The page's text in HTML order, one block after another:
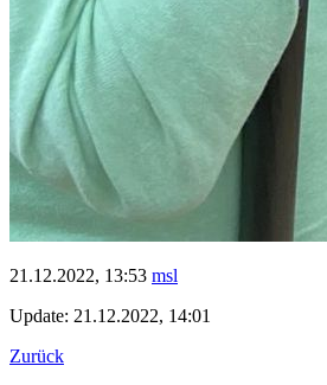
21.12.2022, 13:53 msl
Update: 21.12.2022, 14:01
Zurück